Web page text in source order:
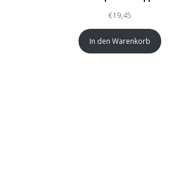
€19,45
In den Warenkorb